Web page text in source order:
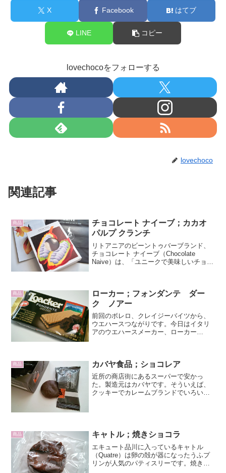
X Facebook はてブ
LINE コピー
lovechocoをフォローする
lovechoco
関連記事
商品
チョコレート ナイーブ；カカオ
パルプ クランチ
リトアニアのビーントゥバーブランド、
チョコレート ナイーブ（Chocolate
Naive）は、「ユニークで美味しいチョコ
商品
ローカー；フォンダンテ ダー
ク ノアー
前回のボレロ、クレイジーバイツから、
ウエハースつながりです。今日はイタリ
アのウエハースメーカー、ローカー
FONDANTE DAR...
商品 カバヤ食品；ショコレア
近所の商店街にあるスーパーで安かっ
た。製造元はカバヤです。そういえば、
クッキーでカレームブランドでいろいろ
商品 キャトル；焼きショコラ
エキュート品川に入っているキャトル
（Quatre）は卵の殻が器になったうふプ
リンが人気のパティスリーです。焼きシ